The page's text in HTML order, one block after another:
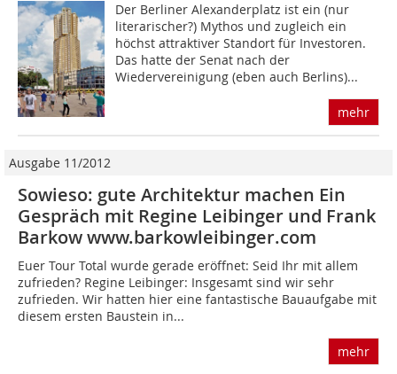
Der Berliner Alexanderplatz ist ein (nur
literarischer?) Mythos und zugleich ein
höchst attraktiver Standort für Investoren.
Das hatte der Senat nach der
Wiedervereinigung (eben auch Berlins)...
mehr
Ausgabe 11/2012
Sowieso: gute Architektur machen Ein
Gespräch mit Regine Leibinger und Frank
Barkow www.barkowleibinger.com
Euer Tour Total wurde gerade eröffnet: Seid Ihr mit allem
zufrieden? Regine Leibinger: Insgesamt sind wir sehr
zufrieden. Wir hatten hier eine fantastische Bauaufgabe mit
diesem ersten Baustein in...
mehr